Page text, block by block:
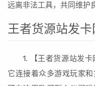
远离非法工具，共同维护
王者货源站发卡
1. 【王者货源站发卡
它连接着众多游戏玩家